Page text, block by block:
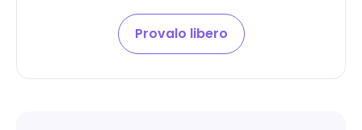
Provalo libero